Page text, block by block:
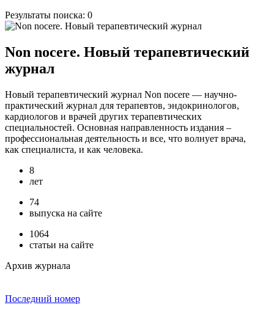
Результаты поиска: 0
Non nocere. Новый терапевтический
журнал
Новый терапевтический журнал Non nocere — научно-
практический журнал для терапевтов, эндокринологов,
кардиологов и врачей других терапевтических
специальностей. Основная направленность издания –
профессиональная деятельность и все, что волнует врача,
как специалиста, и как человека.
8
лет
74
выпуска на сайте
1064
статьи на сайте
Архив журнала
Последний номер